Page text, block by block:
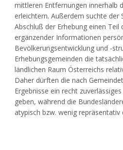
mittleren Entfernungen innerhalb
erleichtern. Außerdem suchte der
Abschluß der Erhebung einen Teil
ergänzender Informationen
Bevölkerungsentwicklung und -
Erhebungsgemeinden die
ländlichen Raum Österreichs
Daher dürften die nach
Ergebnisse ein recht
geben, während die
atypisch bzw. wenig repräsentativ